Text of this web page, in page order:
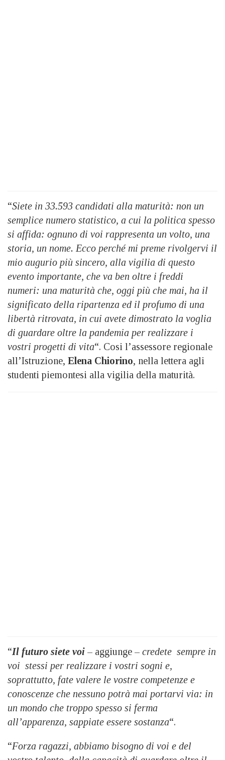
“Siete in 33.593 candidati alla maturità: non un
semplice numero statistico, a cui la politica spesso
si affida: ognuno di voi rappresenta un volto, una
storia, un nome. Ecco perché mi preme rivolgervi il
mio augurio più sincero, alla vigilia di questo
evento importante, che va ben oltre i freddi
numeri: una maturità che, oggi più che mai, ha il
significato della ripartenza ed il profumo di una
libertà ritrovata, in cui avete dimostrato la voglia
di guardare oltre la pandemia per realizzare i
vostri progetti di vita“. Cosi l’assessore regionale
all’Istruzione, Elena Chiorino, nella lettera agli
studenti piemontesi alla vigilia della maturità.
“Il futuro siete voi – aggiunge – credete sempre in
voi stessi per realizzare i vostri sogni e,
soprattutto, fate valere le vostre competenze e
conoscenze che nessuno potrà mai portarvi via: in
un mondo che troppo spesso si ferma
all’apparenza, sappiate essere sostanza“.
“Forza ragazzi, abbiamo bisogno di voi e del